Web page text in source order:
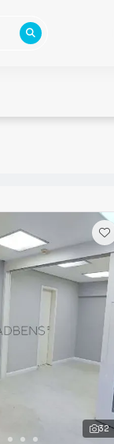
32